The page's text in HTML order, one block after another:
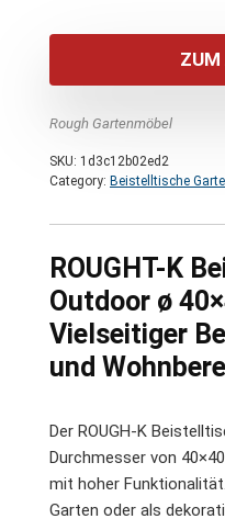
ZUM
Rough Gartenmöbel
SKU: 1d3c12b02ed2
Category: Beistelltische
ROUGHT-K
Outdoor ø
Vielseitiger
und
Der ROUGH-K
Durchmesser von
mit hoher
Garten oder als